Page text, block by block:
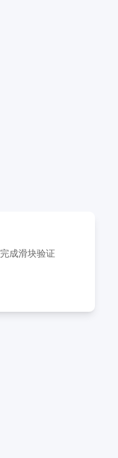
成滑块验证